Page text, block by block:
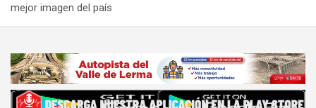
mejor imagen del país